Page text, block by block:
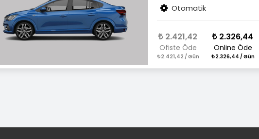
Otomatik
2.421,42
Ofiste Öde
2.421,42 / Gün
2.326,44
Online Öde
2.326,44 / Gün